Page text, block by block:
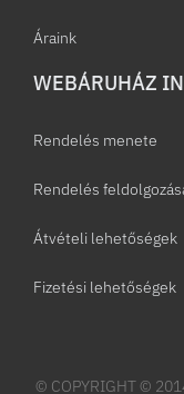
Áraink
WEBÁRUHÁZ
Rendelés menete
Rendelés
Átvételi lehetőségek
Fizetési lehetőségek
© COPYRIGHT ©